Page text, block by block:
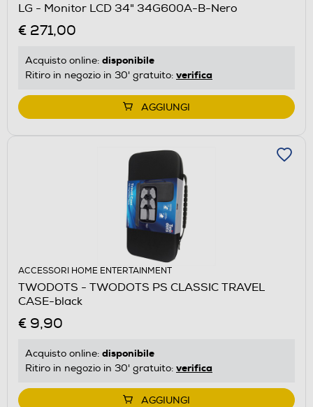
LG - Monitor LCD 34" 34G600A-B-Nero
€ 271,00
Acquisto online: disponibile
Ritiro in negozio in 30' gratuito: verifica
AGGIUNGI
ACCESSORI HOME ENTERTAINMENT
TWODOTS - TWODOTS PS CLASSIC TRAVEL
CASE-black
€ 9,90
Acquisto online: disponibile
Ritiro in negozio in 30' gratuito: verifica
AGGIUNGI